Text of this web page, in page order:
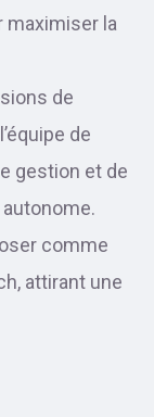
maximiser la
de
de
gestion et de
comme
attirant une